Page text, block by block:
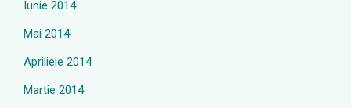
Iunie 2014
Mai 2014
Aprilieie 2014
Martie 2014